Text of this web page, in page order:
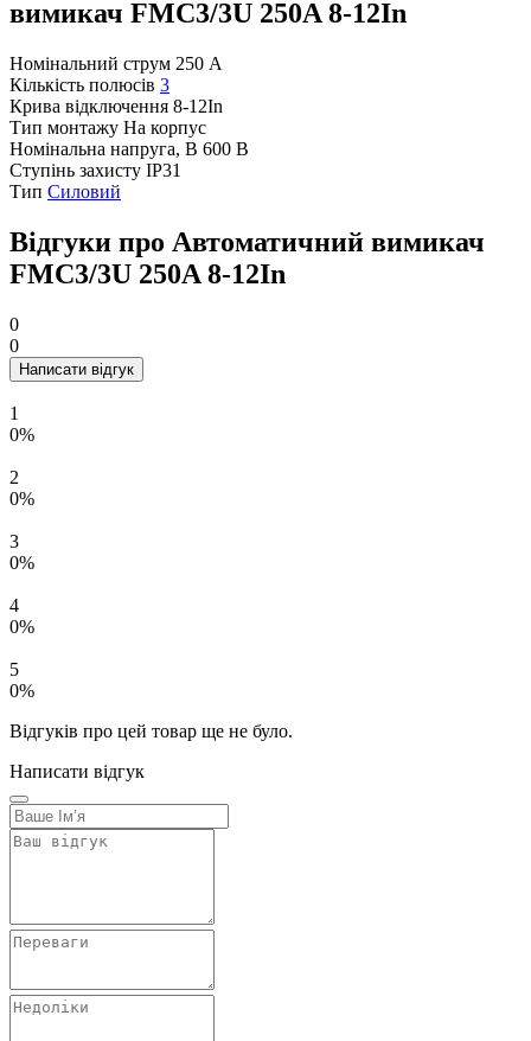
вимикач FMC3/3U 250A 8-12In
Номінальний струм 250 А
Кількість полюсів 3
Крива відключення 8-12In
Тип монтажу На корпус
Номінальна напруга, В 600 В
Ступінь захисту IP31
Тип Силовий
Відгуки про Автоматичний вимикач
FMC3/3U 250A 8-12In
0
0
Написати відгук
1
0%
2
0%
3
0%
4
0%
5
0%
Відгуків про цей товар ще не було.
Написати відгук